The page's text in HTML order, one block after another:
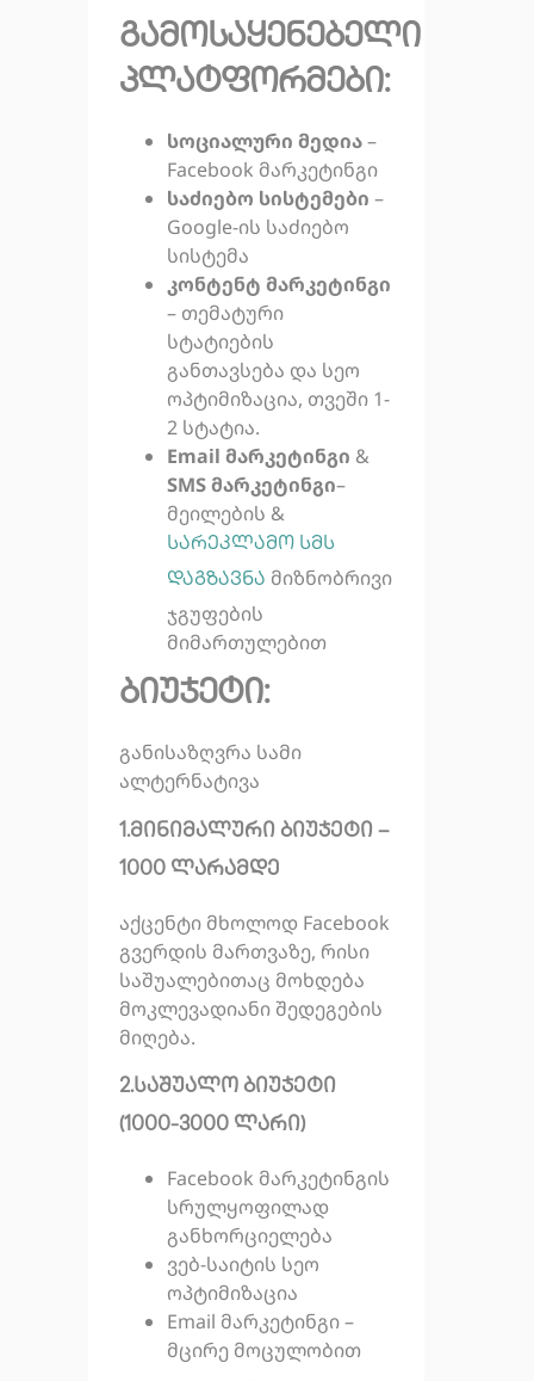
გამოსაყენებელი
პლატფორმები:
სოციალური მედია–
Facebook მარკეტინგი
საძიებო სისტემები –
Google-ის საძიებო
სისტემა
კონტენტ მარკეტინგი
– თემატური
სტატიების
განთავსება და სეო
ოპტიმიზაცია, თვეში 1-
2 სტატია.
Email მარკეტინგი &
SMS მარკეტინგი–
მეილების &
სარეკლამო სმს
დაგზავნა მიზნობრივი
ჯგუფების
მიმართულებით
ბიუჯეტი:
განისაზღვრა სამი
ალტერნატივა
1.მინიმალური ბიუჯეტი –
1000 ლარამდე
აქცენტი მხოლოდ Facebook
გვერდის მართვაზე, რისი
საშუალებითაც მოხდება
მოკლევადიანი შედეგების
მიღება.
2.საშუალო ბიუჯეტი
(1000-3000 ლარი)
Facebook მარკეტინგის
სრულყოფილად
განხორციელება
ვებ-საიტის სეო
ოპტიმიზაცია
Email მარკეტინგი –
მცირე მოცულობით